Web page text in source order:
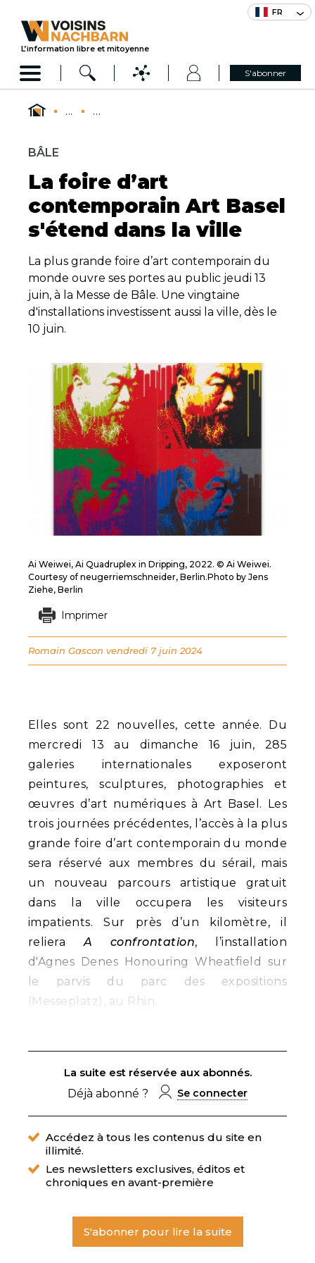
FR
L’information libre et mitoyenne
S'abonner
... ...
BÂLE
La foire d’art
contemporain Art Basel
s'étend dans la ville
La plus grande foire d’art contemporain du
monde ouvre ses portes au public jeudi 13
juin, à la Messe de Bâle. Une vingtaine
d'installations investissent aussi la ville, dès le
10 juin.
Elles sont 22 nouvelles, cette année. Du
mercredi 13 au dimanche 16 juin, 285
galeries internationales exposeront
peintures, sculptures, photographies et
œuvres d’art numériques à Art Basel. Les
trois journées précédentes, l’accès à la plus
grande foire d’art contemporain du monde
sera réservé aux membres du sérail, mais
un nouveau parcours artistique gratuit
dans la ville occupera les visiteurs
impatients. Sur près d’un kilomètre, il
relieraA confrontation, l’installation
d'Agnes Denes Honouring Wheatfield sur
le parvis du parc des expositions
(Messeplatz), au Rhin.
La suite est réservée aux abonnés.
Déjà abonné ?
Se connecter
Accédez à tous les contenus du site en
illimité.
Les newsletters exclusives, éditos et
chroniques en avant-première
S'abonner pour lire la suite
Ai Weiwei, Ai Quadruplex in Dripping, 2022. © Ai Weiwei.
Courtesy of neugerriemschneider, Berlin.Photo by Jens
Ziehe, Berlin
Imprimer
Romain Gascon vendredi 7 juin 2024